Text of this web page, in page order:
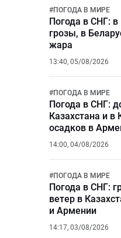
#ПОГОДА В МИРЕ
Погода в СНГ:
грозы, в
жара
13:40, 05/08/2026
#ПОГОДА В МИРЕ
Погода в СНГ:
Казахстана и
осадков в
Азербайджане
14:00, 04/08/2026
#ПОГОДА В МИРЕ
Погода в СНГ:
ветер в
и Армении
14:17, 03/08/2026